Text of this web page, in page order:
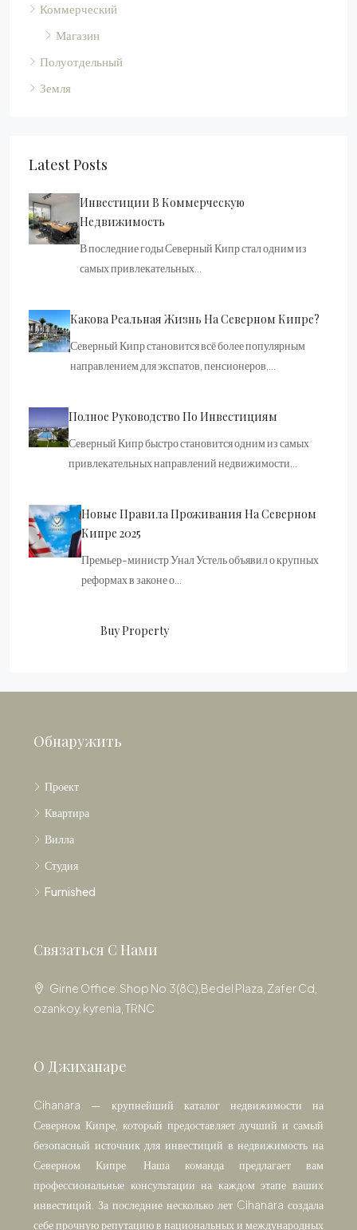
Коммерческий
Магазин
Полуотдельный
Земля
Latest Posts
Инвестиции В Коммерческую
Недвижимость
В последние годы Северный Кипр стал одним из
самых привлекательных…
Какова Реальная Жизнь На Северном Кипре?
Северный Кипр становится всё более популярным
направлением для экспатов, пенсионеров,…
Полное Руководство По Инвестициям
Северный Кипр быстро становится одним из самых
привлекательных направлений недвижимости…
Новые Правила Проживания На Северном
Кипре 2025
Премьер-министр Унал Устель объявил о крупных
реформах в законе о…
Buy Property
Обнаружить
Проект
Квартира
Вилла
Студия
Furnished
Связаться С Нами
Girne Office: Shop No.3(8C),Bedel Plaza, Zafer Cd,
ozankoy, kyrenia, TRNC
О Джиханаре
Cihanara — крупнейший каталог недвижимости на
Северном Кипре, который предоставляет лучший и самый
безопасный источник для инвестиций в недвижимость на
Северном Кипре. Наша команда предлагает вам
профессиональные консультации на каждом этапе ваших
инвестиций. За последние несколько лет Cihanara создала
себе прочную репутацию в национальных и международных